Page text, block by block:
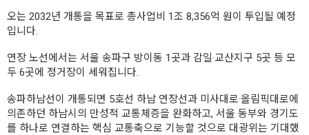
오는 2032년 개통을 목표로 총사업비 1조 8,356억 원이 투입될 예정
입니다.
연장 노선에서는 서울 송파구 방이동 1곳과 감일·교산지구 5곳 등 모
두 6곳에 정거장이 세워집니다.
송파하남선이 개통되면 5호선 하남 연장선과 미사대로·올림픽대로에
의존하던 하남시의 만성적 교통체증을 완화하고, 서울 동부와 경기도
를 하나로 연결하는 핵심 교통축으로 기능할 것으로 대광위는 기대했